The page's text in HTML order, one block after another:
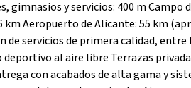
gimnasios y servicios: 400 m Campo
Aeropuerto de Alicante: 55 km
servicios de primera calidad, entre
al aire libre Terrazas
con acabados de alta gama y